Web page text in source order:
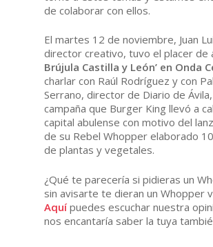
de colaborar con ellos.
El martes 12 de noviembre, Juan
director creativo, tuvo el placer de
Brújula Castilla y León’ en Onda
charlar con Raúl Rodríguez y con
Serrano, director de Diario de
campaña que Burger King llevó a
capital abulense con motivo del
de su Rebel Whopper elaborado
de plantas y vegetales.
¿Qué te parecería si pidieras un
sin avisarte te dieran un Whopper
Aquípuedes escuchar nuestra
nos encantaría saber la tuya